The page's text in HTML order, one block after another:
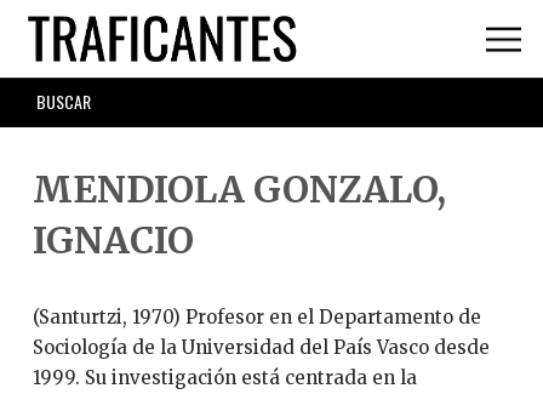
Skip
main
content
SEARCH
FORM
MENDIOLA GONZALO,
IGNACIO
(Santurtzi, 1970) Profesor en el Departamento de
Sociología de la Universidad del País Vasco desde
1999. Su investigación está centrada en la